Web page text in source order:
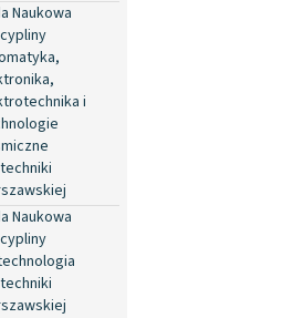
Naukowa
i
Naukowa